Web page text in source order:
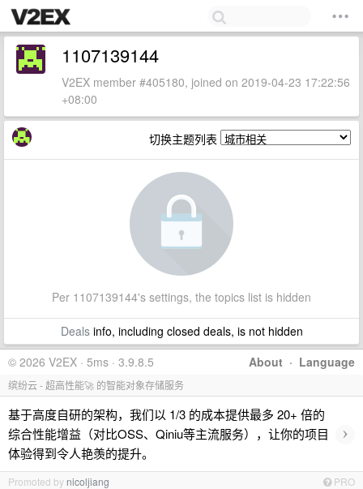
1107139144
V2EX member #405180, joined on 2019-04-23 17:22:56
+08:00
切换主题列表
Per 1107139144's settings, the topics list is hidden
Dealsinfo, including closed deals, is not hidden
About · Language
© 2026 V2EX · 5ms · 3.9.8.5
缤纷云 - 超高性能🚀 的智能对象存储服务
基于高度自研的架构，我们以 1/3 的成本提供最多 20+ 倍的
综合性能增益（对比OSS、Qiniu等主流服务），让你的项目
体验得到令人艳羡的提升。
›
Promoted by nicoljiang PRO